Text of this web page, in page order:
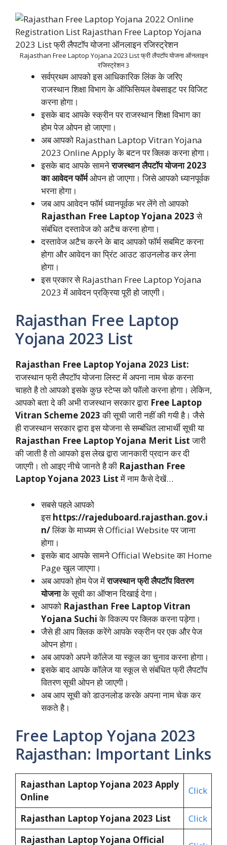
Rajasthan Free Laptop Yojana 2023 List फ्री लैपटॉप योजना ऑनलाइन
रजिस्ट्रेशन 3
सर्वप्रथम आपको इस आधिकारिक लिंक के जरिए
राजस्थान शिक्षा विभाग के ऑफिसियल वेबसाइट पर विजिट
करना होगा।
इसके बाद आपके स्क्रीन पर राजस्थान शिक्षा विभाग का
होम पेज ओपन हो जाएगा।
अब आपको Rajasthan Laptop Vitran Yojana
2023 Online Apply के बटन पर क्लिक करना होगा।
इसके बाद आपके सामनेराजस्थान लैपटॉप योजना 2023
का आवेदन फॉर्मओपन हो जाएगा। जिसे आपको ध्यानपूर्वक
भरना होगा।
जब आप आवेदन फॉर्म ध्यानपूर्वक भर लेंगे तो आपको
Rajasthan Free Laptop Yojana 2023से
संबंधित दस्तावेज को अटैच करना होगा।
दस्तावेज अटैच करने के बाद आपको फॉर्म सबमिट करना
होगा और आवेदन का प्रिंट आउट डाउनलोड कर लेना
होगा।
इस प्रकार से Rajasthan Free Laptop Yojana
2023 में आवेदन प्रक्रिया पूरी हो जाएगी।
Rajasthan Free Laptop
Yojana 2023 List
Rajasthan Free Laptop Yojana 2023 List:
राजस्थान फ्री लैपटॉप योजना लिस्ट में अपना नाम चेक करना
चाहते है तो आपको इसके कुछ स्टेप्स को फॉलो करना होगा। लेकिन,
आपको बता दे की अभी राजस्थान सरकार द्वारा Free Laptop
Vitran Scheme 2023की सूची जारी नहीं की गयी है। जैसे
ही राजस्थान सरकार द्वारा इस योजना से सम्बंधित लाभार्थी सूची या
Rajasthan Free Laptop Yojana Merit Listजारी
की जाती है तो आपको इस लेख द्वारा जानकारी प्रदान कर दी
जाएगी। तो आइए नीचे जानते है की Rajasthan Free
Laptop Yojana 2023 Listमें नाम कैसे देखें…
सबसे पहले आपको
इसhttps://rajeduboard.rajasthan.gov.i
n/लिंक के माध्यम से Official Website पर जाना
होगा।
इसके बाद आपके सामने Official Website का Home
Page खुल जाएगा।
अब आपको होम पेज मेंराजस्थान फ्री लैपटॉप वितरण
योजनाके सूची का ऑप्शन दिखाई देगा।
आपको Rajasthan Free Laptop Vitran
Yojana Suchiके विकल्प पर क्लिक करना पड़ेगा।
जैसे ही आप क्लिक करेंगे आपके स्क्रीन पर एक और पेज
ओपन होगा।
अब आपको अपने कॉलेज या स्कूल का चुनाव करना होगा।
इसके बाद आपके कॉलेज या स्कूल से संबंधित फ्री लैपटॉप
वितरण सूची ओपन हो जाएगी।
अब आप सूची को डाउनलोड करके अपना नाम चेक कर
सकते है।
Free Laptop Yojana 2023
Rajasthan: Important Links
Rajasthan Laptop Yojana 2023 Apply
Online
Click
Rajasthan Laptop Yojana 2023 List
Click
Rajasthan Laptop Yojana Official